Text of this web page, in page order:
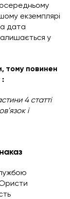
екземплярі
дата
у
тому повинен
:
4 статті
і